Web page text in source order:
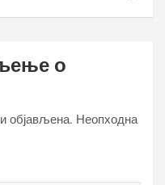
о
објављена. Неопходна